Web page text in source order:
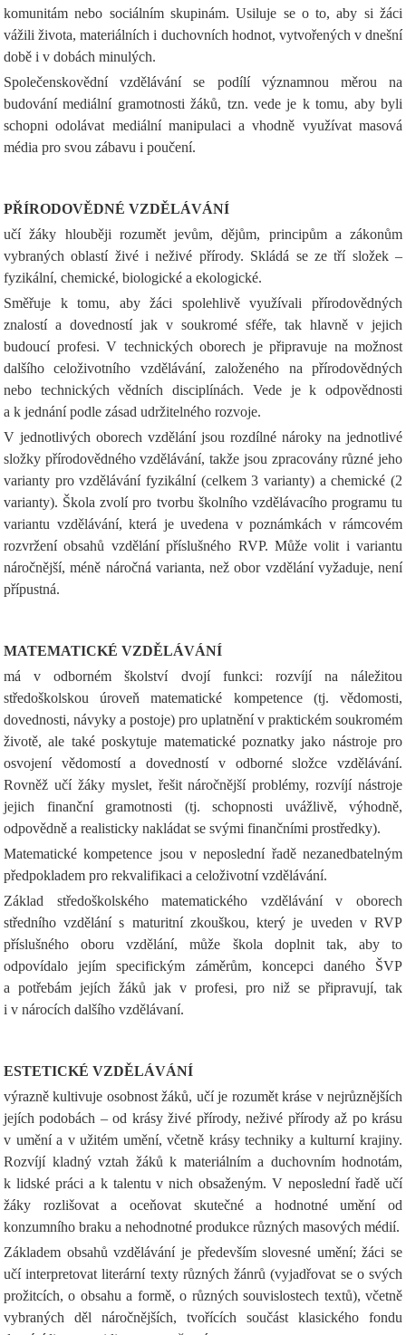
komunitám nebo sociálním skupinám. Usiluje se o to, aby si žáci
vážili života, materiálních i duchovních hodnot, vytvořených v dnešní
době i v dobách minulých.
Společenskovědní vzdělávání se podílí významnou měrou na
budování mediální gramotnosti žáků, tzn. vede je k tomu, aby byli
schopni odolávat mediální manipulaci a vhodně využívat masová
média pro svou zábavu i poučení.
PŘÍRODOVĚDNÉ VZDĚLÁVÁNÍ
učí žáky hlouběji rozumět jevům, dějům, principům a zákonům
vybraných oblastí živé i neživé přírody. Skládá se ze tří složek –
fyzikální, chemické, biologické a ekologické.
Směřuje k tomu, aby žáci spolehlivě využívali přírodovědných
znalostí a dovedností jak v soukromé sféře, tak hlavně v jejich
budoucí profesi. V technických oborech je připravuje na možnost
dalšího celoživotního vzdělávání, založeného na přírodovědných
nebo technických vědních disciplínách. Vede je k odpovědnosti
a k jednání podle zásad udržitelného rozvoje.
V jednotlivých oborech vzdělání jsou rozdílné nároky na jednotlivé
složky přírodovědného vzdělávání, takže jsou zpracovány různé jeho
varianty pro vzdělávání fyzikální (celkem 3 varianty) a chemické (2
varianty). Škola zvolí pro tvorbu školního vzdělávacího programu tu
variantu vzdělávání, která je uvedena v poznámkách v rámcovém
rozvržení obsahů vzdělání příslušného RVP. Může volit i variantu
náročnější, méně náročná varianta, než obor vzdělání vyžaduje, není
přípustná.
MATEMATICKÉ VZDĚLÁVÁNÍ
má v odborném školství dvojí funkci: rozvíjí na náležitou
středoškolskou úroveň matematické kompetence (tj. vědomosti,
dovednosti, návyky a postoje) pro uplatnění v praktickém soukromém
životě, ale také poskytuje matematické poznatky jako nástroje pro
osvojení vědomostí a dovedností v odborné složce vzdělávání.
Rovněž učí žáky myslet, řešit náročnější problémy, rozvíjí nástroje
jejich finanční gramotnosti (tj. schopnosti uvážlivě, výhodně,
odpovědně a realisticky nakládat se svými finančními prostředky).
Matematické kompetence jsou v neposlední řadě nezanedbatelným
předpokladem pro rekvalifikaci a celoživotní vzdělávání.
Základ středoškolského matematického vzdělávání v oborech
středního vzdělání s maturitní zkouškou, který je uveden v RVP
příslušného oboru vzdělání, může škola doplnit tak, aby to
odpovídalo jejím specifickým záměrům, koncepci daného ŠVP
a potřebám jejích žáků jak v profesi, pro niž se připravují, tak
i v nárocích dalšího vzdělávaní.
ESTETICKÉ VZDĚLÁVÁNÍ
výrazně kultivuje osobnost žáků, učí je rozumět kráse v nejrůznějších
jejích podobách – od krásy živé přírody, neživé přírody až po krásu
v umění a v užitém umění, včetně krásy techniky a kulturní krajiny.
Rozvíjí kladný vztah žáků k materiálním a duchovním hodnotám,
k lidské práci a k talentu v nich obsaženým. V neposlední řadě učí
žáky rozlišovat a oceňovat skutečné a hodnotné umění od
konzumního braku a nehodnotné produkce různých masových médií.
Základem obsahů vzdělávání je především slovesné umění; žáci se
učí interpretovat literární texty různých žánrů (vyjadřovat se o svých
prožitcích, o obsahu a formě, o různých souvislostech textů), včetně
vybraných děl náročnějších, tvořících součást klasického fondu